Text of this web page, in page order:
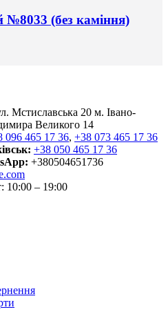
№8033 (без каміння)
Мстиславська 20 м. Івано-
Великого 14
096 465 17 36, +38 073 465 17 36
+38 050 465 17 36
+380504651736
10:00 – 19:00